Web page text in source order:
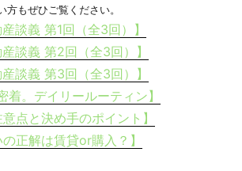
方もぜひご覧ください。
談義 第1回（全3回）】
産談義 第2回（全3回）】
産談義 第3回（全3回）】
着。デイリールーティン】
意点と決め手のポイント】
の正解は賃貸or購入？】